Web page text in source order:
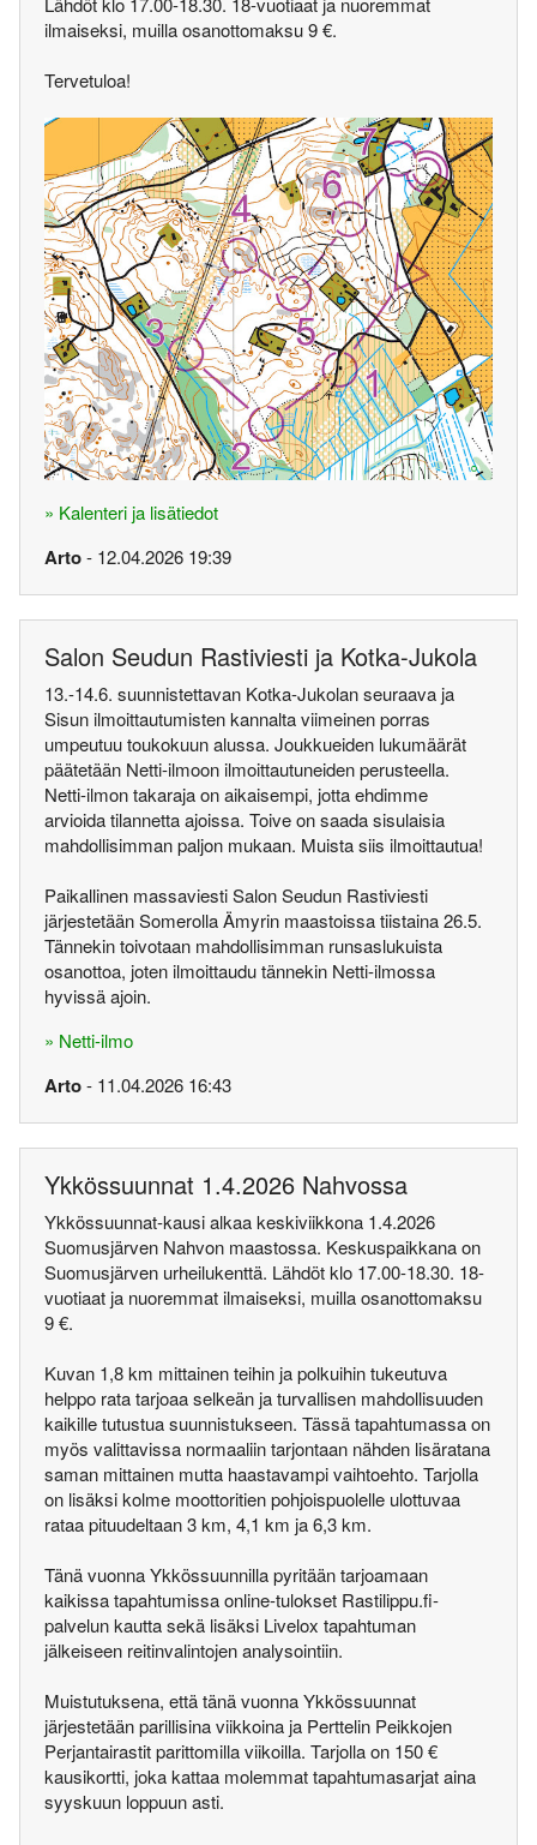
ilmaiseksi, muilla osanottomaksu 9 €.
Tervetuloa!
» Kalenteri ja lisätiedot
Arto- 12.04.2026 19:39
Salon Seudun Rastiviesti ja Kotka-Jukola
13.-14.6. suunnistettavan Kotka-Jukolan seuraava ja
Sisun ilmoittautumisten kannalta viimeinen porras
umpeutuu toukokuun alussa. Joukkueiden lukumäärät
päätetään Netti-ilmoon ilmoittautuneiden perusteella.
Netti-ilmon takaraja on aikaisempi, jotta ehdimme
arvioida tilannetta ajoissa. Toive on saada sisulaisia
mahdollisimman paljon mukaan. Muista siis ilmoittautua!
Paikallinen massaviesti Salon Seudun Rastiviesti
järjestetään Somerolla Ämyrin maastoissa tiistaina 26.5.
Tännekin toivotaan mahdollisimman runsaslukuista
osanottoa, joten ilmoittaudu tännekin Netti-ilmossa
hyvissä ajoin.
» Netti-ilmo
Arto- 11.04.2026 16:43
Ykkössuunnat 1.4.2026 Nahvossa
Ykkössuunnat-kausi alkaa keskiviikkona 1.4.2026
Suomusjärven Nahvon maastossa. Keskuspaikkana on
Suomusjärven urheilukenttä. Lähdöt klo 17.00-18.30. 18-
vuotiaat ja nuoremmat ilmaiseksi, muilla osanottomaksu
9 €.
Kuvan 1,8 km mittainen teihin ja polkuihin tukeutuva
helppo rata tarjoaa selkeän ja turvallisen mahdollisuuden
kaikille tutustua suunnistukseen. Tässä tapahtumassa on
myös valittavissa normaaliin tarjontaan nähden lisäratana
saman mittainen mutta haastavampi vaihtoehto. Tarjolla
on lisäksi kolme moottoritien pohjoispuolelle ulottuvaa
rataa pituudeltaan 3 km, 4,1 km ja 6,3 km.
Tänä vuonna Ykkössuunnilla pyritään tarjoamaan
kaikissa tapahtumissa online-tulokset Rastilippu.fi-
palvelun kautta sekä lisäksi Livelox tapahtuman
jälkeiseen reitinvalintojen analysointiin.
Muistutuksena, että tänä vuonna Ykkössuunnat
järjestetään parillisina viikkoina ja Perttelin Peikkojen
Perjantairastit parittomilla viikoilla. Tarjolla on 150 €
kausikortti, joka kattaa molemmat tapahtumasarjat aina
syyskuun loppuun asti.